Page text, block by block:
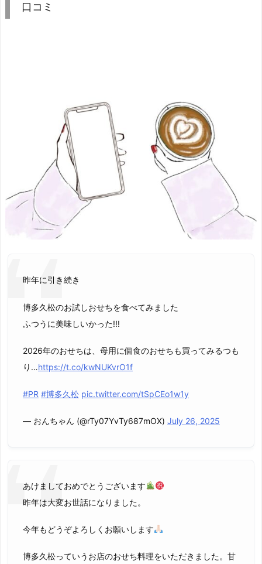
口コミ
昨年に引き続き
博多久松のお試しおせちを食べてみました
ふつうに美味しいかった!!!
2026年のおせちは、母用に個食のおせちも買ってみるつも
り…https://t.co/kwNUKvrO1f
#PR #博多久松 pic.twitter.com/tSpCEo1w1y
— おんちゃん (@rTy07YvTy687mOX) July 26, 2025
あけましておめでとうございます
昨年は大変お世話になりました。
今年もどうぞよろしくお願いします
博多久松っていうお店のおせち料理をいただきました。甘